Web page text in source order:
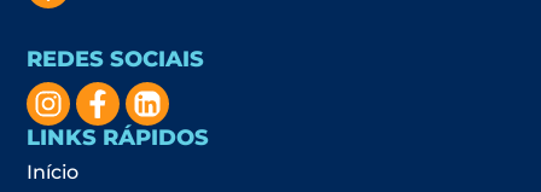
REDES SOCIAIS
LINKS RÁPIDOS
Início